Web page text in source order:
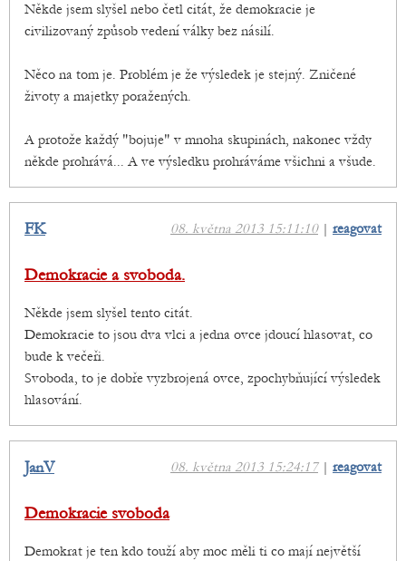
Někde jsem slyšel nebo četl citát, že demokracie je
civilizovaný způsob vedení války bez násilí.
Něco na tom je. Problém je že výsledek je stejný. Zničené
životy a majetky poražených.
A protože každý "bojuje" v mnoha skupinách, nakonec vždy
někde prohrává... A ve výsledku prohráváme všichni a všude.
08. května 2013 15:11:10| reagovat
FK
Demokracie a svoboda.
Někde jsem slyšel tento citát.
Demokracie to jsou dva vlci a jedna ovce jdoucí hlasovat, co
bude k večeři.
Svoboda, to je dobře vyzbrojená ovce, zpochybňující výsledek
hlasování.
08. května 2013 15:24:17| reagovat
JanV
Demokracie svoboda
Demokrat je ten kdo touží aby moc měli ti co mají největší